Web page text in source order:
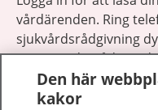
vårdärenden. Ring
sjukvårdsrådgivning
1177 ger dig råd när
Den här
kakor